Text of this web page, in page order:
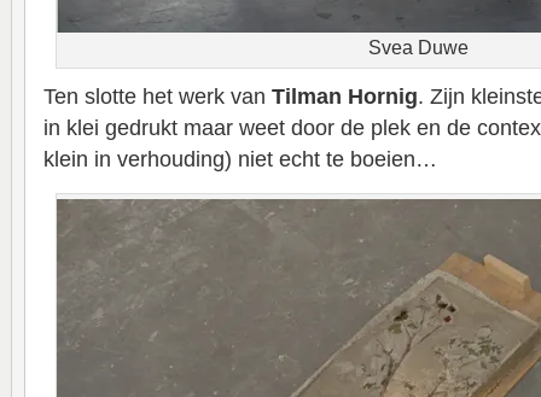
Svea Duwe
Ten slotte het werk van Tilman Hornig. Zijn
in klei gedrukt maar weet door de plek en de
klein in verhouding) niet echt te boeien…